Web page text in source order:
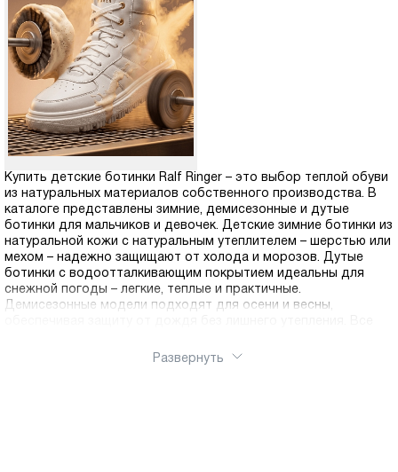
Купить детские ботинки Ralf Ringer – это выбор теплой обуви
из натуральных материалов собственного производства. В
каталоге представлены зимние, демисезонные и дутые
ботинки для мальчиков и девочек. Детские зимние ботинки из
натуральной кожи с натуральным утеплителем – шерстью или
мехом – надежно защищают от холода и морозов. Дутые
ботинки с водоотталкивающим покрытием идеальны для
снежной погоды – легкие, теплые и практичные.
Демисезонные модели подходят для осени и весны,
протектором для безопасности на льду и мокром асфальте.
Развернуть